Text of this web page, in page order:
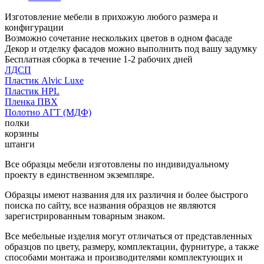
Изготовление мебели в прихожую любого размера и
конфигурации
Возможно сочетание нескольких цветов в одном фасаде
Декор и отделку фасадов можно выполнить под вашу задумку
Бесплатная сборка в течение 1-2 рабочих дней
ЛДСП
Пластик Alvic Luxe
Пластик HPL
Пленка ПВХ
Полотно АГТ (МДФ)
полки
корзины
штанги
Все образцы мебели изготовлены по индивидуальному
проекту в единственном экземпляре.
Образцы имеют названия для их различия и более быстрого
поиска по сайту, все названия образцов не являются
зарегистрированным товарным знаком.
Все мебельные изделия могут отличаться от представленных
образцов по цвету, размеру, комплектации, фурнитуре, а также
способами монтажа и производителями комплектующих и